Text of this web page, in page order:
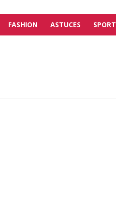
FASHION ASTUCES SPORT